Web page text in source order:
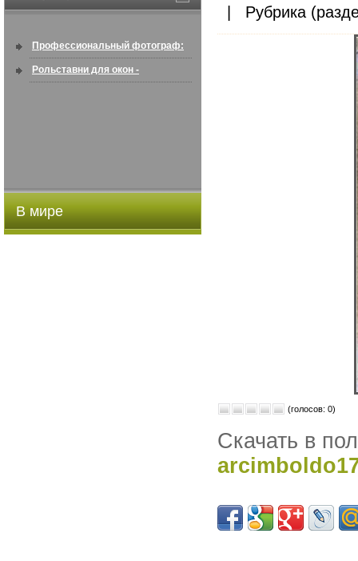
Профессиональный фотограф:
искусство создавать снимки, ...
Рольставни для окон -
В мире
| Рубрика
(голосов: 0)
Скачать в